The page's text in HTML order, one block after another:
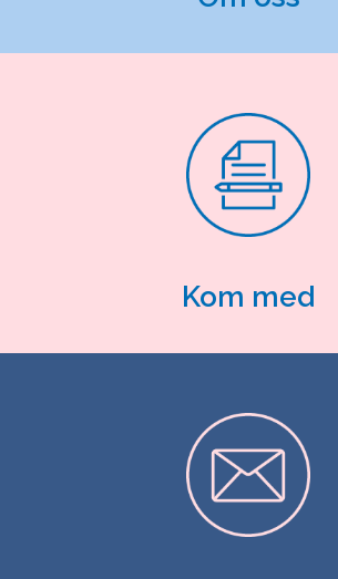
Kom med